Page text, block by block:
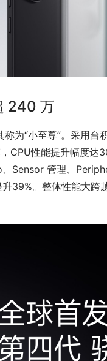
240 万
为“小至尊”。采用
性能提升幅度达
Sensor 管理、
39%。整体性能大跨